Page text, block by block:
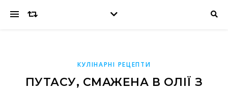
КУЛІНАРНІ РЕЦЕПТИ
ПУТАСУ, СМАЖЕНА В ОЛІЇ З